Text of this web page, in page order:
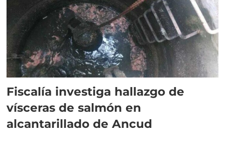
Fiscalía investiga hallazgo de
vísceras de salmón en
alcantarillado de Ancud